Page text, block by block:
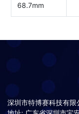
68.7mm
深圳市特博赛科技有限